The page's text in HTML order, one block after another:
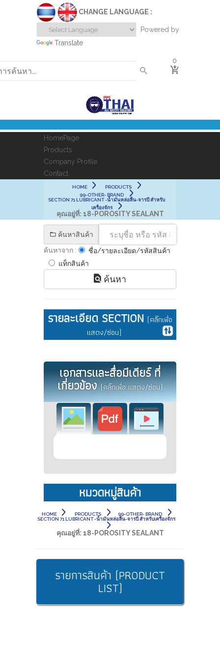
CHANGE LANGUAGE :
Powered by
Translate
0
HomePage
Products
Company Profile
Contact
HOME
PRODUCTS
99-OTHER- BRAND
SECTION 71 LUBRICANT -น้ำมันหล่อลื่น-จารบี สำหรับ
เครื่องจักร
คุณอยู่ที่: 18-POROSITY SEALANT
ค้นหาสินค้า
ค้นหาจาก :
ชื่อ/รายละเอียด/รหัสสินค้า
แท็กสินค้า
ค้นหา
รายละเอียด SECTION (คลิ๊กเพื่อ
แสดง/ซ่อน)
เอกสารและสื่อมีเดียร์ ที่
เกี่ยวข้อง(คลิ๊กเพื่อ แสดง/ซ่อน)
หมวดหมู่สินค้า
HOME PRODUCTS
99-OTHER- BRAND
SECTION 71 LUBRICANT -น้ำมันหล่อลื่น-จารบี สำหรับเครื่องจักร
คุณอยู่ที่: 18-POROSITY SEALANT
รายการสินค้า (PRODUCT
LIST)